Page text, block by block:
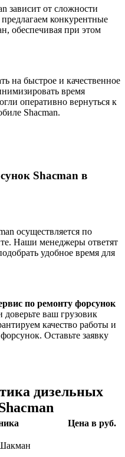
зависит от сложности
конкурентные
обеспечивая при этом
на быстрое и качественное
время
оперативно вернуться к
Shacman.
Shacman в
осуществляется по
Наши менеджеры ответят
удобное время для
по ремонту форсунок
доверьте ваш грузовик
качество работы и
Оставьте заявку
дизельных
Цена в руб.